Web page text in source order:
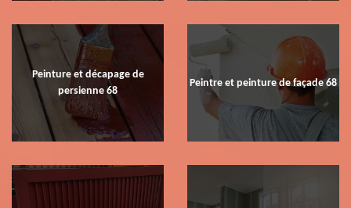
Peinture et décapage de
persienne 68
Peintre et peinture de façade 68